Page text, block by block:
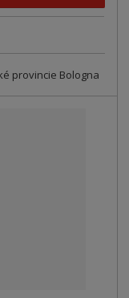
provincie Bologna